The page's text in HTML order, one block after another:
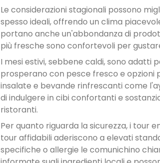
Le considerazioni stagionali possono
spesso ideali, offrendo un clima
portano anche un'abbondanza di
più fresche sono confortevoli per
I mesi estivi, sebbene caldi, sono adatti
prosperano con pesce fresco e opzioni
insalate e bevande rinfrescanti come
di indulgere in cibi confortanti e
ristoranti.
Per quanto riguarda la sicurezza, i tour
tour affidabili aderiscono a elevati
specifiche o allergie le comunichino